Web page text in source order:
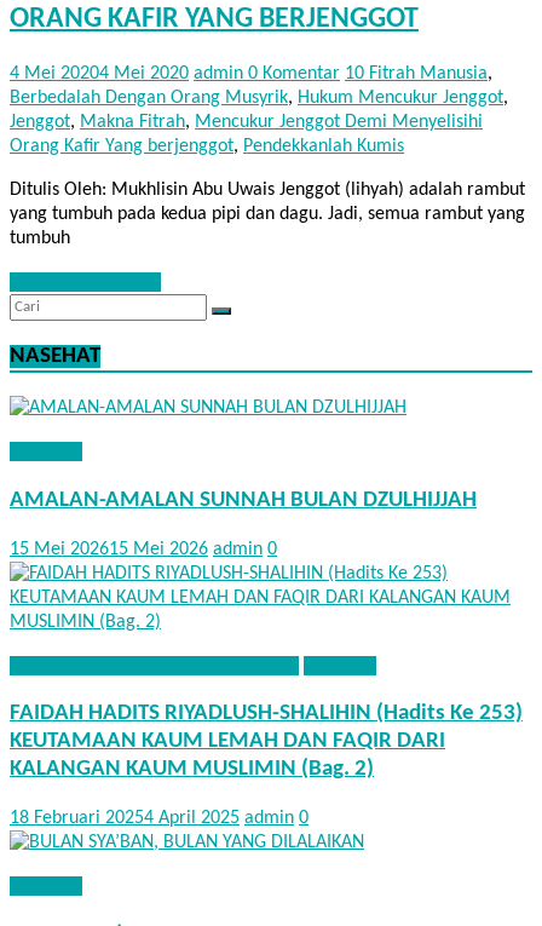
ORANG KAFIR YANG BERJENGGOT
4 Mei 20204 Mei 2020 admin 0 Komentar 10 Fitrah Manusia,
Berbedalah Dengan Orang Musyrik, Hukum Mencukur Jenggot,
Jenggot, Makna Fitrah, Mencukur Jenggot Demi Menyelisihi
Orang Kafir Yang berjenggot, Pendekkanlah Kumis
Ditulis Oleh: Mukhlisin Abu Uwais Jenggot (lihyah) adalah rambut
yang tumbuh pada kedua pipi dan dagu. Jadi, semua rambut yang
tumbuh
NASEHAT
AMALAN-AMALAN SUNNAH BULAN DZULHIJJAH
15 Mei 202615 Mei 2026 admin 0
FAIDAH HADITS RIYADLUSH-SHALIHIN (Hadits Ke 253)
KEUTAMAAN KAUM LEMAH DAN FAQIR DARI
KALANGAN KAUM MUSLIMIN (Bag. 2)
18 Februari 20254 April 2025 admin 0